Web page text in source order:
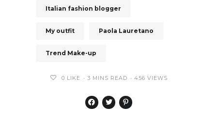
Italian fashion blogger
My outfit Paola Lauretano
Trend Make-up
0 LIKE 3 MINS READ 456 VIEWS